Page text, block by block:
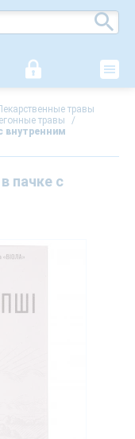
травы
травы
/
внутренним
пачке с